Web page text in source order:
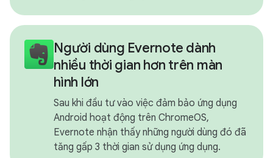
Người dùng Evernote dành
nhiều thời gian hơn trên màn
hình lớn
Sau khi đầu tư vào việc đảm bảo ứng dụng
Android hoạt động trên ChromeOS,
Evernote nhận thấy những người dùng đó đã
tăng gấp 3 thời gian sử dụng ứng dụng.